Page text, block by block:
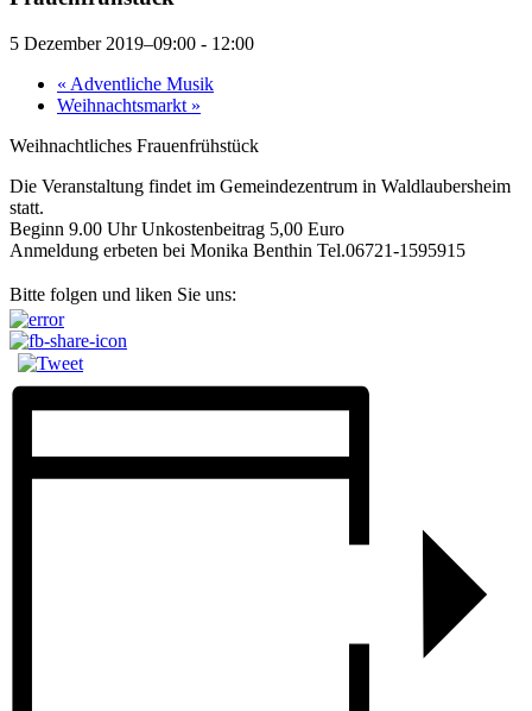
5 Dezember 2019–09:00 - 12:00
« Adventliche Musik
Weihnachtsmarkt »
Weihnachtliches Frauenfrühstück
Die Veranstaltung findet im Gemeindezentrum in Waldlaubersheim
statt.
Beginn 9.00 Uhr Unkostenbeitrag 5,00 Euro
Anmeldung erbeten bei Monika Benthin Tel.06721-1595915
Bitte folgen und liken Sie uns: